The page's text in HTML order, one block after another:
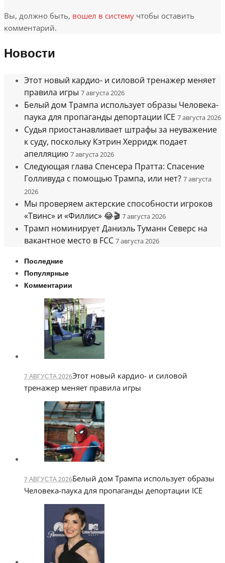
Вы, должно быть, вошел в систему чтобы оставить
комментарий.
Новости
Этот новый кардио- и силовой тренажер меняет
правила игры 7 августа 2026
Белый дом Трампа использует образы Человека-
паука для пропаганды депортации ICE 7 августа 2026
Судья приостанавливает штрафы за неуважение
к суду, поскольку Кэтрин Херридж подает
апелляцию 7 августа 2026
Следующая глава Спенсера Пратта: Спасение
Голливуда с помощью Трампа, или нет? 7 августа
2026
Мы проверяем актерские способности игроков
«Твинс» и «Филлис» 😂🎬 7 августа 2026
Трамп номинирует Даниэль Туманн Северс на
вакантное место в FCC 7 августа 2026
Последние
Популярные
Комментарии
7 АВГУСТА 2026Этот новый кардио- и силовой
тренажер меняет правила игры
7 АВГУСТА 2026Белый дом Трампа использует образы
Человека-паука для пропаганды депортации ICE